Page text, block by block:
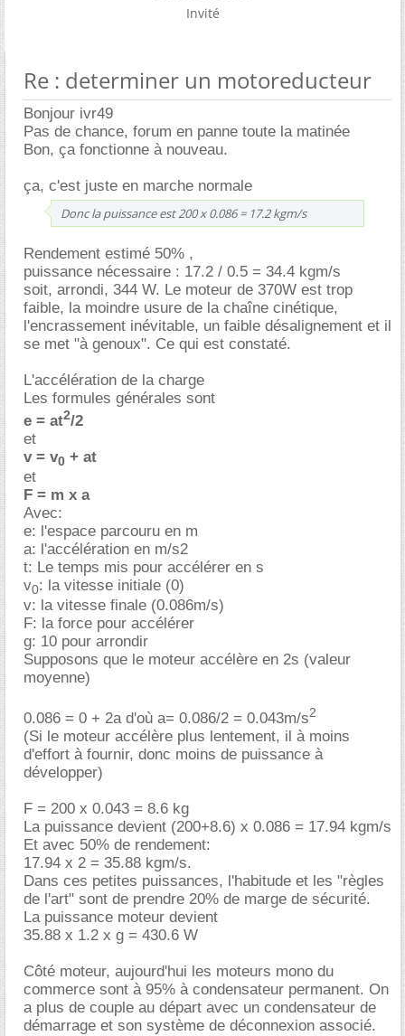
Invité
Re : determiner un motoreducteur
Bonjour ivr49
Pas de chance, forum en panne toute la matinée
Bon, ça fonctionne à nouveau.
ça, c'est juste en marche normale
Donc la puissance est 200 x 0.086 = 17.2 kgm/s
Rendement estimé 50% ,
puissance nécessaire : 17.2 / 0.5 = 34.4 kgm/s
soit, arrondi, 344 W. Le moteur de 370W est trop
faible, la moindre usure de la chaîne cinétique,
l'encrassement inévitable, un faible désalignement et il
se met "à genoux". Ce qui est constaté.
L'accélération de la charge
Les formules générales sont
e = at2/2
et
v = v0 + at
et
F = m x a
Avec:
e: l'espace parcouru en m
a: l'accélération en m/s2
t: Le temps mis pour accélérer en s
v0: la vitesse initiale (0)
v: la vitesse finale (0.086m/s)
F: la force pour accélérer
g: 10 pour arrondir
Supposons que le moteur accélère en 2s (valeur
moyenne)
0.086 = 0 + 2a d'où a= 0.086/2 = 0.043m/s2
(Si le moteur accélère plus lentement, il à moins
d'effort à fournir, donc moins de puissance à
développer)
F = 200 x 0.043 = 8.6 kg
La puissance devient (200+8.6) x 0.086 = 17.94 kgm/s
Et avec 50% de rendement:
17.94 x 2 = 35.88 kgm/s.
Dans ces petites puissances, l'habitude et les "règles
de l'art" sont de prendre 20% de marge de sécurité.
La puissance moteur devient
35.88 x 1.2 x g = 430.6 W
Côté moteur, aujourd'hui les moteurs mono du
commerce sont à 95% à condensateur permanent. On
a plus de couple au départ avec un condensateur de
démarrage et son système de déconnexion associé.